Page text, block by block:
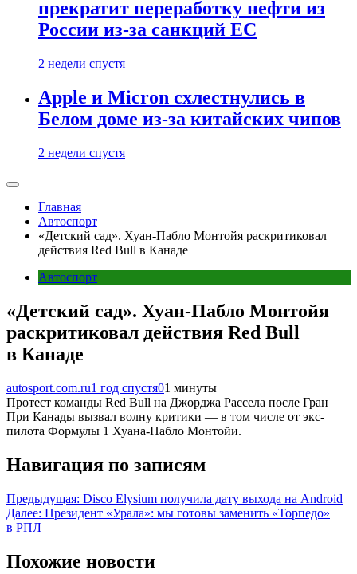
прекратит переработку нефти из
России из-за санкций ЕС
2 недели спустя
Apple и Micron схлестнулись в
Белом доме из-за китайских чипов
2 недели спустя
Главная
Автоспорт
«Детский сад». Хуан-Пабло Монтойя раскритиковал
действия Red Bull в Канаде
Автоспорт
«Детский сад». Хуан-Пабло Монтойя
раскритиковал действия Red Bull
в Канаде
autosport.com.ru1 год спустя01 минуты
Протест команды Red Bull на Джорджа Рассела после Гран
При Канады вызвал волну критики — в том числе от экс-
пилота Формулы 1 Хуана-Пабло Монтойи.
Навигация по записям
Предыдущая: Disco Elysium получила дату выхода на Android
Далее: Президент «Урала»: мы готовы заменить «Торпедо»
в РПЛ
Похожие новости